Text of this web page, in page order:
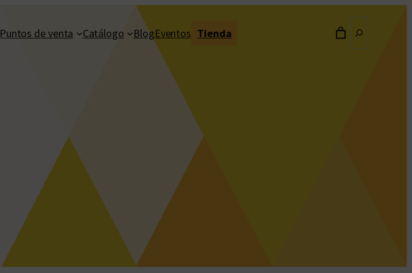
Puntos de venta Catálogo BlogEventos Tienda